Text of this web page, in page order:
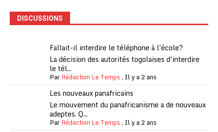
DISCUSSIONS
Fallait-il interdire le téléphone à l'école?
La décision des autorités togolaises d'interdire
le tél...
ParRédaction Le Temps, Il y a 2 ans
Les nouveaux panafricains
Le mouvement du panafricanisme a de nouveaux
adeptes. Q...
ParRédaction Le Temps, Il y a 2 ans